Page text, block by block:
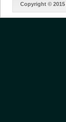
Copyright © 2015